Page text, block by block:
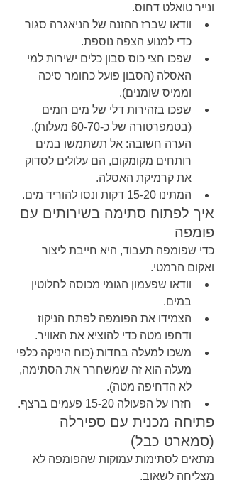
ונייר טואלט דחוס.
וודאו שברז ההזנה של הניאגרה סגור
כדי למנוע הצפה נוספת.
שפכו חצי כוס סבון כלים ישירות למי
האסלה (הסבון פועל כחומר סיכה
וממיס שומנים).
שפכו בזהירות דלי של מים חמים
(בטמפרטורה של כ-60-70 מעלות).
הערה חשובה: אל תשתמשו במים
רותחים מקומקום, הם עלולים לסדוק
את קרמיקת האסלה.
המתינו 15-20 דקות ונסו להוריד מים.
איך לפתוח סתימה בשירותים עם
פומפה
כדי שפומפה תעבוד, היא חייבת ליצור
ואקום הרמטי.
וודאו שפעמון הגומי מכוסה לחלוטין
במים.
הצמידו את הפומפה לפתח הניקוז
ודחפו מטה כדי להוציא את האוויר.
משכו למעלה בחדות (כוח היניקה כלפי
מעלה הוא זה שמשחרר את הסתימה,
לא הדחיפה מטה).
חזרו על הפעולה 15-20 פעמים ברצף.
פתיחה מכנית עם ספירלה
(סמארט כבל)
מתאים לסתימות עמוקות שהפומפה לא
מצליחה לשאוב.